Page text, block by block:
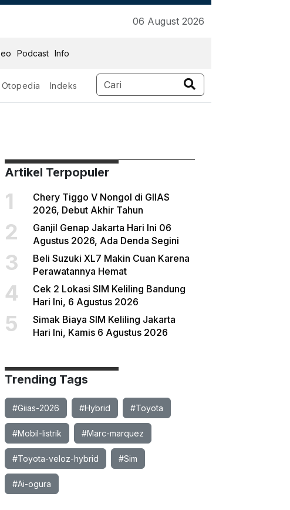
06 August 2026
Podcast Info
Otopedia Indeks
Artikel Terpopuler
1
Chery Tiggo V Nongol di GIIAS
2026, Debut Akhir Tahun
2
Ganjil Genap Jakarta Hari Ini 06
Agustus 2026, Ada Denda Segini
3
Beli Suzuki XL7 Makin Cuan Karena
Perawatannya Hemat
4
Cek 2 Lokasi SIM Keliling Bandung
Hari Ini, 6 Agustus 2026
5
Simak Biaya SIM Keliling Jakarta
Hari Ini, Kamis 6 Agustus 2026
Trending Tags
#Giias-2026 #Hybrid #Toyota
#Mobil-listrik #Marc-marquez
#Toyota-veloz-hybrid #Sim
#Ai-ogura